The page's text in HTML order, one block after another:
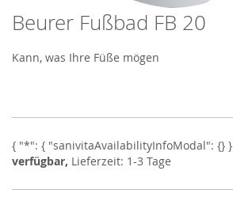
Skip
to
the
beginning
images
Beurer Fußbad FB 20
Kann, was Ihre Füße mögen
verfügbar, Lieferzeit: 1-3 Tage